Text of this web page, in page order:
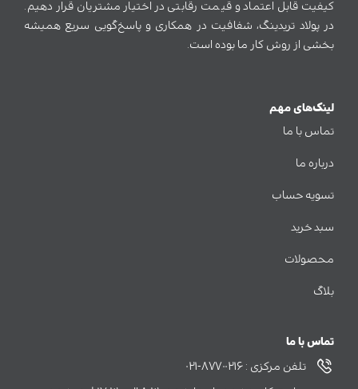
کیفیت قابل اعتماد و قیمت رقابتی در اختیار مشتریان قرار دهیم.
در پولاد تریدینگ، شفافیت در همکاری و پاسخ‌گویی سریع همیشه
بخشی از روش کار ما بوده است.
لینک‌های مهم
تماس با ما
درباره ما
تسویه حساب
سبد خرید
محصولات
بلاگ
تماس با ما
تلفن مرکزی : ۸۷۷۰۰۲۱۶-۰۲۱